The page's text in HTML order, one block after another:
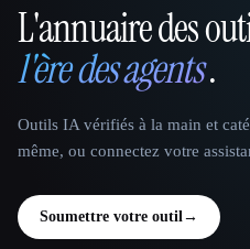
That AI Collection
L'annuaire des
l'ère des agents.
Outils IA vérifiés à la main et
même, ou connectez votre
Soumettre votre outil →